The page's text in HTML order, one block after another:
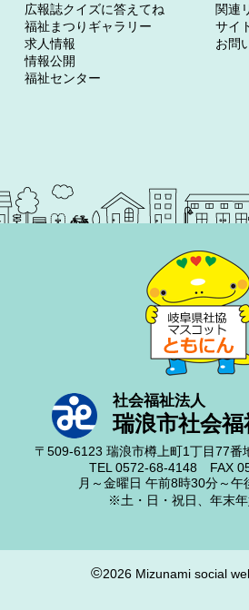
広報誌クイズに答えてね
福祉まつりギャラリー
求人情報
情報公開
福祉センター
関連
サイ
お問
社会福祉法人
瑞浪市社会
〒509-6123 瑞浪市樽上町1丁目77番
TEL 0572-68-4148 FAX
月～金曜日 午前8時30分～午
※土・日・祝日、年末年
©2026 Mizunami social